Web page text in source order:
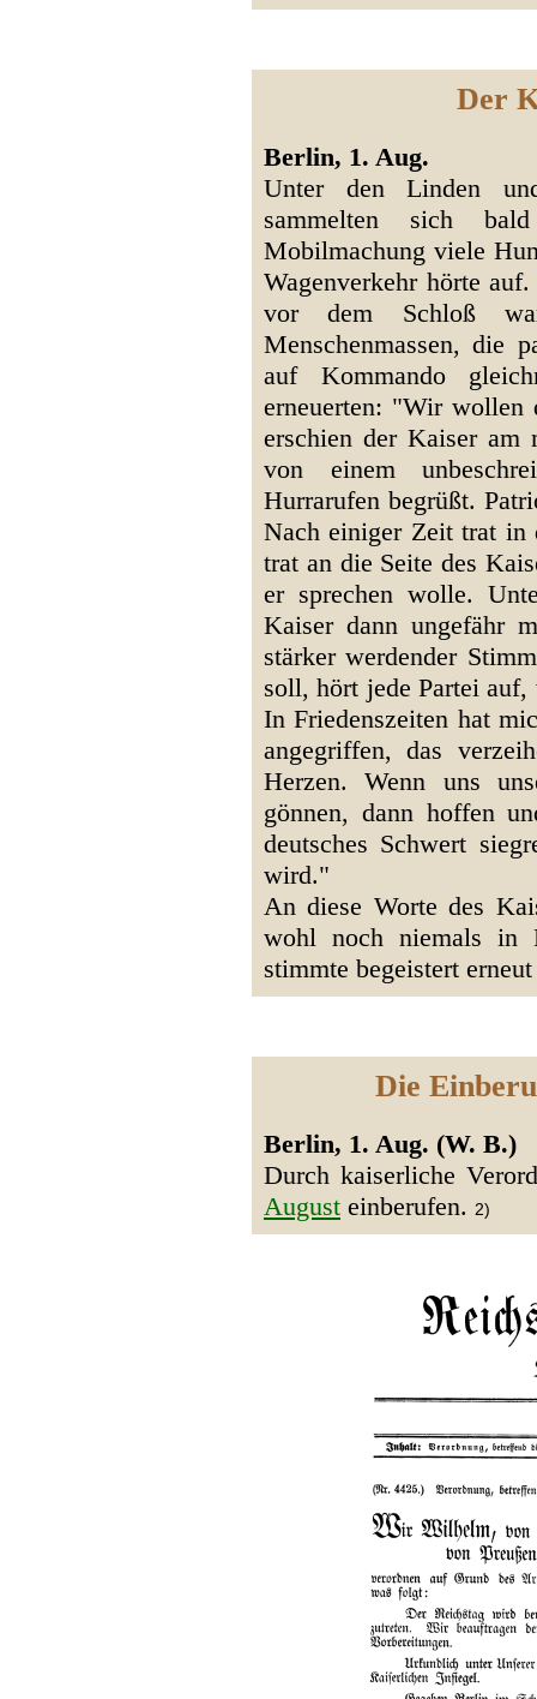
Der
Berlin, 1. Aug.
Unter den Linden
sammelten sich
Mobilmachung viele
Wagenverkehr hörte
vor dem Schloß
Menschenmassen, die
auf Kommando
erneuerten: "Wir wollen
erschien der Kaiser am
von einem
Hurrarufen begrüßt.
Nach einiger Zeit trat in
trat an die Seite des
er sprechen wolle.
Kaiser dann ungefähr
stärker werdender
soll, hört jede Partei
In Friedenszeiten hat
angegriffen, das
Herzen. Wenn uns
gönnen, dann hoffen
deutsches Schwert
wird."
An diese Worte des
wohl noch niemals in
stimmte begeistert
Die
Berlin, 1. Aug. (W. B.)
Durch kaiserliche
August einberufen. 2)